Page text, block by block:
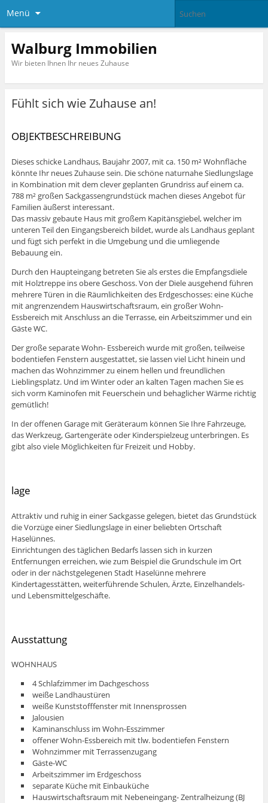
Menü
Walburg Immobilien
Wir bieten Ihnen Ihr neues Zuhause
Fühlt sich wie Zuhause an!
OBJEKTBESCHREIBUNG
Dieses schicke Landhaus, Baujahr 2007, mit ca. 150 m² Wohnfläche
könnte Ihr neues Zuhause sein. Die schöne naturnahe Siedlungslage
in Kombination mit dem clever geplanten Grundriss auf einem ca.
788 m² großen Sackgassengrundstück machen dieses Angebot für
Familien äußerst interessant.
Das massiv gebaute Haus mit großem Kapitänsgiebel, welcher im
unteren Teil den Eingangsbereich bildet, wurde als Landhaus geplant
und fügt sich perfekt in die Umgebung und die umliegende
Bebauung ein.
Durch den Haupteingang betreten Sie als erstes die Empfangsdiele
mit Holztreppe ins obere Geschoss. Von der Diele ausgehend führen
mehrere Türen in die Räumlichkeiten des Erdgeschosses: eine Küche
mit angrenzendem Hauswirtschaftsraum, ein großer Wohn-
Essbereich mit Anschluss an die Terrasse, ein Arbeitszimmer und ein
Gäste WC.
Der große separate Wohn- Essbereich wurde mit großen, teilweise
bodentiefen Fenstern ausgestattet, sie lassen viel Licht hinein und
machen das Wohnzimmer zu einem hellen und freundlichen
Lieblingsplatz. Und im Winter oder an kalten Tagen machen Sie es
sich vorm Kaminofen mit Feuerschein und behaglicher Wärme richtig
gemütlich!
In der offenen Garage mit Geräteraum können Sie Ihre Fahrzeuge,
das Werkzeug, Gartengeräte oder Kinderspielzeug unterbringen. Es
gibt also viele Möglichkeiten für Freizeit und Hobby.
lage
Attraktiv und ruhig in einer Sackgasse gelegen, bietet das Grundstück
die Vorzüge einer Siedlungslage in einer beliebten Ortschaft
Haselünnes.
Einrichtungen des täglichen Bedarfs lassen sich in kurzen
Entfernungen erreichen, wie zum Beispiel die Grundschule im Ort
oder in der nächstgelegenen Stadt Haselünne mehrere
Kindertagesstätten, weiterführende Schulen, Ärzte, Einzelhandels-
und Lebensmittelgeschäfte.
Ausstattung
WOHNHAUS
4 Schlafzimmer im Dachgeschoss
weiße Landhaustüren
weiße Kunststofffenster mit Innensprossen
Jalousien
Kaminanschluss im Wohn-Esszimmer
offener Wohn-Essbereich mit tlw. bodentiefen Fenstern
Wohnzimmer mit Terrassenzugang
Gäste-WC
Arbeitszimmer im Erdgeschoss
separate Küche mit Einbauküche
Hauswirtschaftsraum mit Nebeneingang- Zentralheizung (BJ